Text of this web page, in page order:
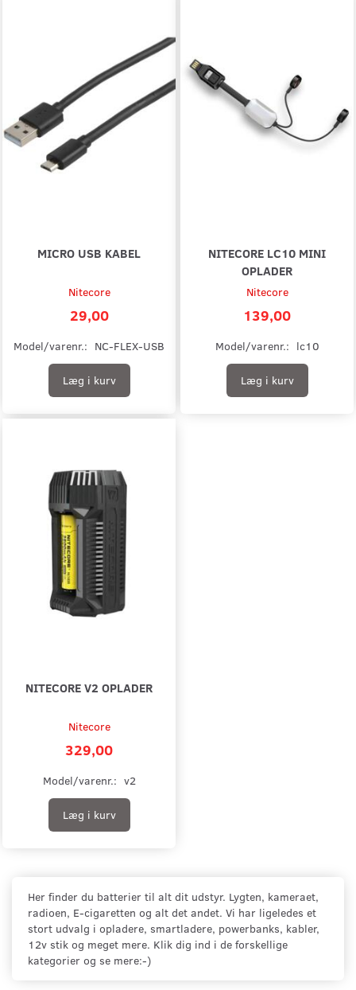
MICRO USB KABEL
Nitecore
29,00
Model/varenr.: NC-FLEX-USB
Læg i kurv
NITECORE LC10 MINI
OPLADER
Nitecore
139,00
Model/varenr.: lc10
Læg i kurv
NITECORE V2 OPLADER
Nitecore
329,00
Model/varenr.: v2
Læg i kurv
Her finder du batterier til alt dit udstyr. Lygten, kameraet,
radioen, E-cigaretten og alt det andet. Vi har ligeledes et
stort udvalg i opladere, smartladere, powerbanks, kabler,
12v stik og meget mere. Klik dig ind i de forskellige
kategorier og se mere:-)